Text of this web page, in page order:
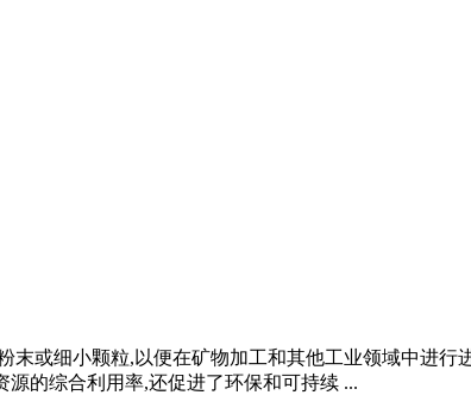
或细小颗粒,以便在矿物加工和其他工业领域中进
的综合利用率,还促进了环保和可持续 ...